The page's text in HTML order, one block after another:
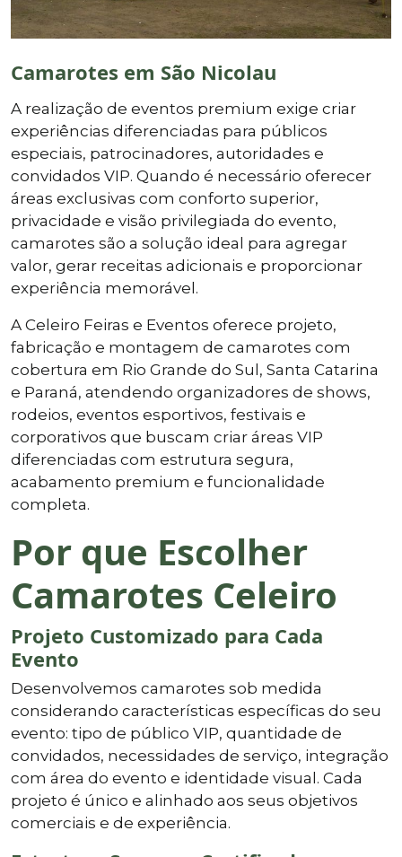
Camarotes em São Nicolau
A realização de eventos premium exige criar
experiências diferenciadas para públicos
especiais, patrocinadores, autoridades e
convidados VIP. Quando é necessário oferecer
áreas exclusivas com conforto superior,
privacidade e visão privilegiada do evento,
camarotes são a solução ideal para agregar
valor, gerar receitas adicionais e proporcionar
experiência memorável.
A Celeiro Feiras e Eventos oferece projeto,
fabricação e montagem de camarotes com
cobertura em Rio Grande do Sul, Santa Catarina
e Paraná, atendendo organizadores de shows,
rodeios, eventos esportivos, festivais e
corporativos que buscam criar áreas VIP
diferenciadas com estrutura segura,
acabamento premium e funcionalidade
completa.
Por que Escolher
Camarotes Celeiro
Projeto Customizado para Cada
Evento
Desenvolvemos camarotes sob medida
considerando características específicas do seu
evento: tipo de público VIP, quantidade de
convidados, necessidades de serviço, integração
com área do evento e identidade visual. Cada
projeto é único e alinhado aos seus objetivos
comerciais e de experiência.